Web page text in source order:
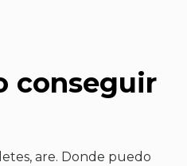
conseguir
are. Donde puedo